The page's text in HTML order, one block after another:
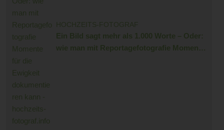
HOCHZEITS-FOTOGRAF
Ein Bild sagt mehr als 1.000 Worte – Oder:
wie man mit Reportagefotografie Momente